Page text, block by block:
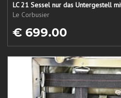
LC 21 Sessel nur das Untergestell
Le Corbusier
€ 699.00